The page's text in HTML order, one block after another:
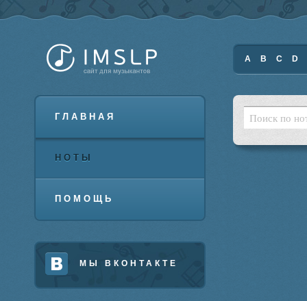
ГЛАВНАЯ
НОТЫ
ПОМОЩЬ
МЫ ВКОНТАКТЕ
A B C D